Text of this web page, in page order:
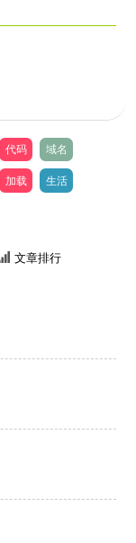
代码 域名
加载 生活
文章排行